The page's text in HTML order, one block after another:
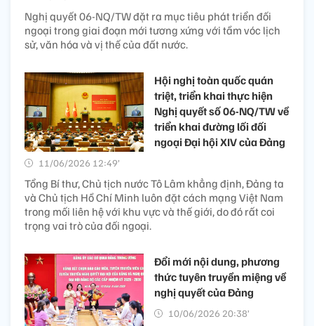
Nghị quyết 06-NQ/TW đặt ra mục tiêu phát triển đối
ngoại trong giai đoạn mới tương xứng với tầm vóc lịch
sử, văn hóa và vị thế của đất nước.
Hội nghị toàn quốc quán
triệt, triển khai thực hiện
Nghị quyết số 06-NQ/TW về
triển khai đường lối đối
ngoại Đại hội XIV của Đảng
11/06/2026 12:49’
Tổng Bí thư, Chủ tịch nước Tô Lâm khẳng định, Đảng ta
và Chủ tịch Hồ Chí Minh luôn đặt cách mạng Việt Nam
trong mối liên hệ với khu vực và thế giới, do đó rất coi
trọng vai trò của đối ngoại.
Đổi mới nội dung, phương
thức tuyên truyền miệng về
nghị quyết của Đảng
10/06/2026 20:38’